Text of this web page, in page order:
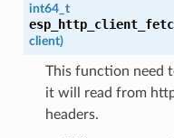
int64_t
client)
This function need
it will read from
headers.